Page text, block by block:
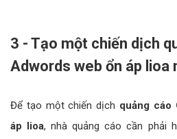
3 - Tạo một chiến dịch
Adwords web ổn áp lioa
Để tạo một chiến dịch quảng cáo
áp lioa, nhà quảng cáo cần phải